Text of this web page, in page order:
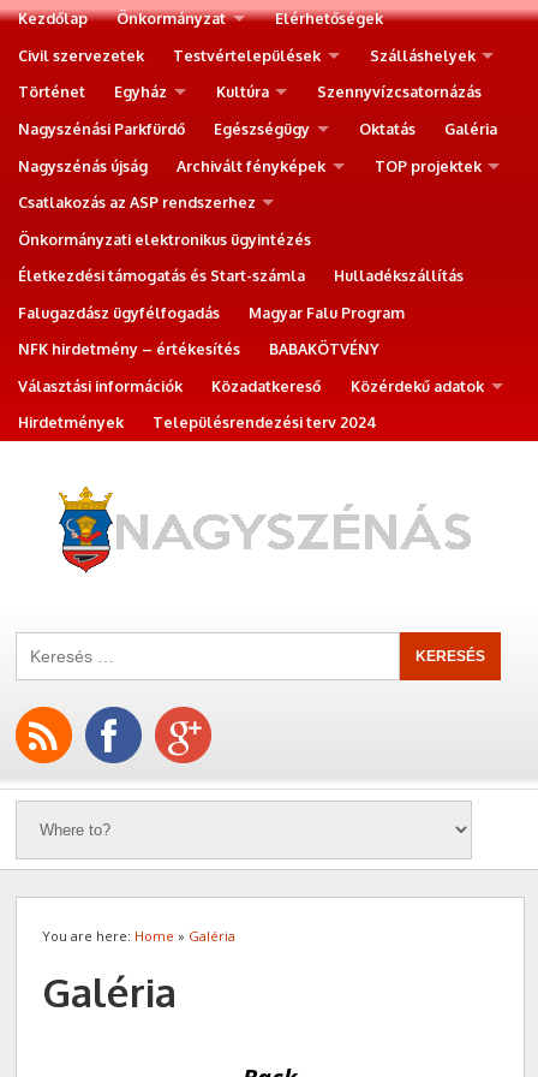
Kezdőlap Önkormányzat
Elérhetőségek
Civil szervezetek
Testvértelepülések
Szálláshelyek
Történet
Egyház Kultúra
Szennyvízcsatornázás
Nagyszénási Parkfürdő
Egészségügy Oktatás
Galéria
Nagyszénás újság
Archivált fényképek
TOP projektek
Csatlakozás az ASP rendszerhez
Önkormányzati elektronikus ügyintézés
Életkezdési támogatás és Start-számla
Hulladékszállítás
Falugazdász ügyfélfogadás
Magyar Falu Program
NFK hirdetmény – értékesítés
BABAKÖTVÉNY
Választási információk
Közadatkereső
Közérdekű adatok
Hirdetmények
Településrendezési terv 2024
You are here: Home » Galéria
Galéria